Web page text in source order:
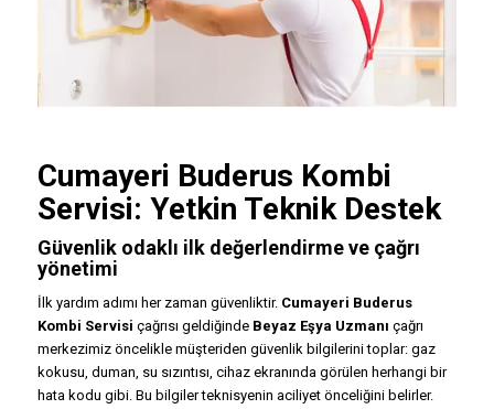
Cumayeri Buderus Kombi
Servisi: Yetkin Teknik Destek
Güvenlik odaklı ilk değerlendirme ve çağrı
yönetimi
İlk yardım adımı her zaman güvenliktir. Cumayeri Buderus
Kombi Servisi çağrısı geldiğinde Beyaz Eşya Uzmanı çağrı
merkezimiz öncelikle müşteriden güvenlik bilgilerini toplar: gaz
kokusu, duman, su sızıntısı, cihaz ekranında görülen herhangi bir
hata kodu gibi. Bu bilgiler teknisyenin aciliyet önceliğini belirler.